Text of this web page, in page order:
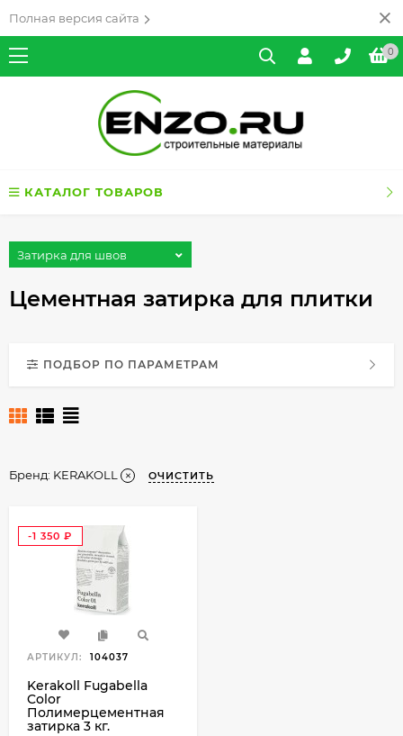
Полная версия сайта
0
КАТАЛОГ ТОВАРОВ
Затирка для швов
Цементная затирка для плитки
ПОДБОР ПО ПАРАМЕТРАМ
Бренд: KERAKOLL ОЧИСТИТЬ
-1 350
АРТИКУЛ: 104037
Kerakoll Fugabella
Color
Полимерцементная
затирка 3 кг.